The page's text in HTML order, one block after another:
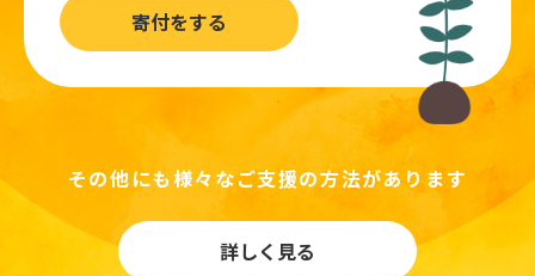
寄付をする
その他にも様々なご支援の方法があります
詳しく見る